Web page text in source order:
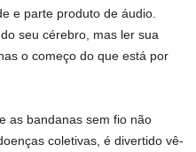
e parte produto de áudio.
seu cérebro, mas ler sua
o começo do que está por
as bandanas sem fio não
coletivas, é divertido vê-